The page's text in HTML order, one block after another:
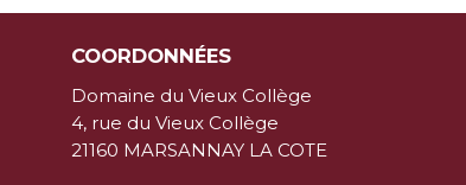
COORDONNÉES
Domaine du Vieux Collège
4, rue du Vieux Collège
21160 MARSANNAY LA COTE